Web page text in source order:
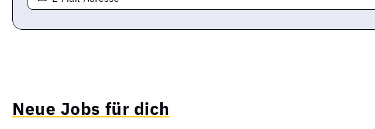
Neue Jobs für dich